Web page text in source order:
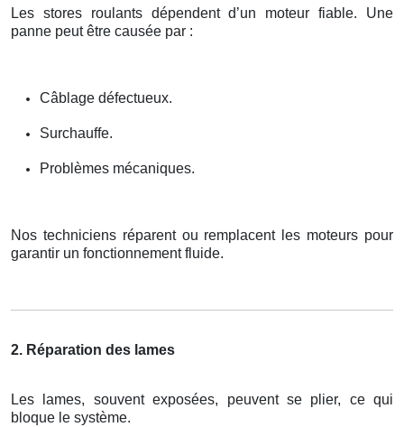
Les stores roulants dépendent d’un moteur fiable. Une
panne peut être causée par :
Câblage défectueux.
Surchauffe.
Problèmes mécaniques.
Nos techniciens réparent ou remplacent les moteurs pour
garantir un fonctionnement fluide.
2. Réparation des lames
Les lames, souvent exposées, peuvent se plier, ce qui
bloque le système.